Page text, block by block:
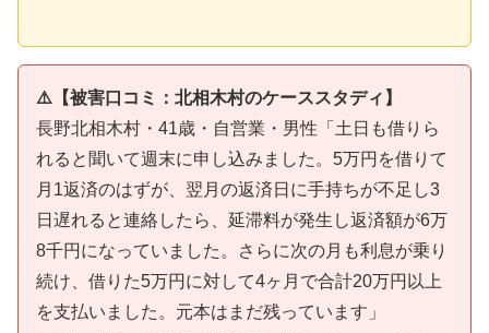
⚠️【被害口コミ：北相木村のケーススタディ】
長野北相木村・41歳・自営業・男性「土日も借りら
れると聞いて週末に申し込みました。5万円を借りて
月1返済のはずが、翌月の返済日に手持ちが不足し3
日遅れると連絡したら、延滞料が発生し返済額が6万
8千円になっていました。さらに次の月も利息が乗り
続け、借りた5万円に対して4ヶ月で合計20万円以上
を支払いました。元本はまだ残っています」